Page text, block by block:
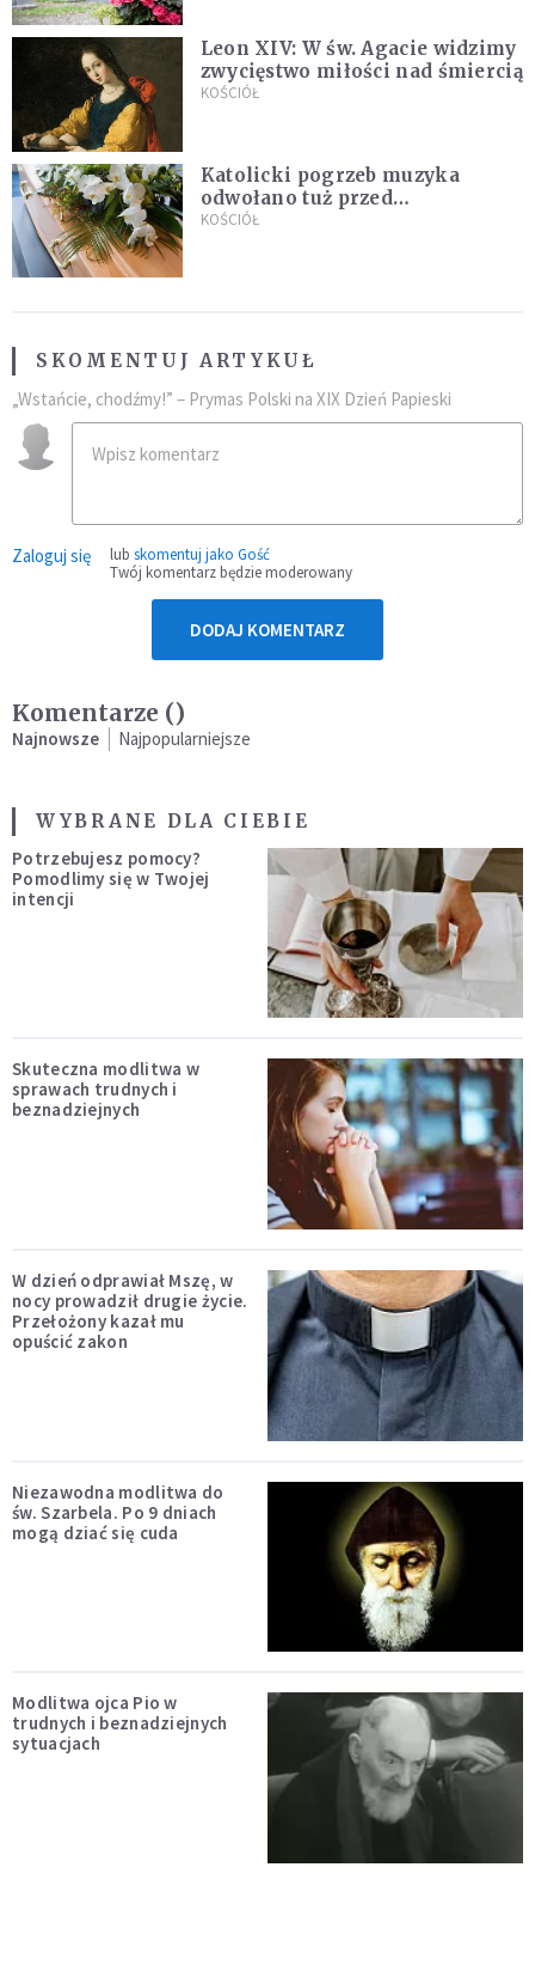
Leon XIV: W św. Agacie widzimy
zwycięstwo miłości nad śmiercią
KOŚCIÓŁ
Katolicki pogrzeb muzyka
odwołano tuż przed
uroczystością. Powodem była
KOŚCIÓŁ
SKOMENTUJ ARTYKUŁ
„Wstańcie, chodźmy!” – Prymas Polski na XIX Dzień Papieski
Zaloguj się lub skomentuj jako Gość
Twój komentarz będzie moderowany
DODAJ KOMENTARZ
Komentarze ()
Najnowsze Najpopularniejsze
WYBRANE DLA CIEBIE
Potrzebujesz pomocy?
Pomodlimy się w Twojej
intencji
Skuteczna modlitwa w
sprawach trudnych i
beznadziejnych
W dzień odprawiał Mszę, w
nocy prowadził drugie życie.
Przełożony kazał mu
opuścić zakon
Niezawodna modlitwa do
św. Szarbela. Po 9 dniach
mogą dziać się cuda
Modlitwa ojca Pio w
trudnych i beznadziejnych
sytuacjach